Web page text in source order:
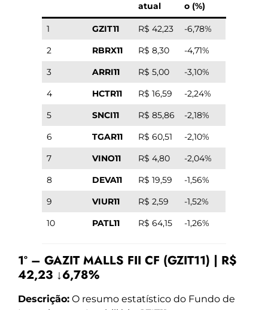
atual
o (%)
1 GZIT11 R$ 42,23
-6,78%
2
RBRX11 R$ 8,30
-4,71%
3
ARRI11 R$ 5,00
-3,10%
4
HCTR11 R$ 16,59
-2,24%
5
SNCI11 R$ 85,86
-2,18%
6
TGAR11 R$ 60,51
-2,10%
7
VINO11 R$ 4,80
-2,04%
8
DEVA11 R$ 19,59
-1,56%
9
VIUR11 R$ 2,59
-1,52%
10
PATL11 R$ 64,15 -1,26%
1º – GAZIT MALLS FII CF (GZIT11) | R$
42,23 ↓6,78%
Descrição: O resumo estatístico do Fundo de